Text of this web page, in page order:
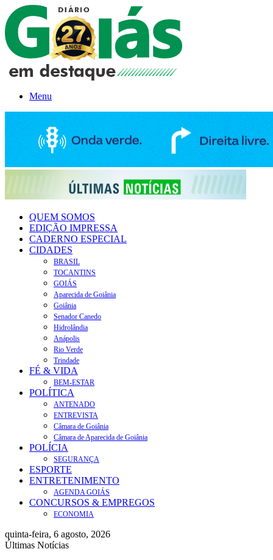
Menu
QUEM SOMOS
EDIÇÃO IMPRESSA
CADERNO ESPECIAL
CIDADES
BRASIL
TOCANTINS
GOIÁS
Aparecida de Goiânia
Goiânia
Senador Canedo
Hidrolândia
Anápolis
Rio Verde
Trindade
FÉ & VIDA
BEM-ESTAR
POLÍTICA
ANTENADO
ENTREVISTA
Câmara de Goiânia
Câmara de Aparecida de Goiânia
POLÍCIA
SEGURANÇA
ESPORTE
ENTRETENIMENTO
AGENDA GOIÁS
CONCURSOS & EMPREGOS
ECONOMIA
quinta-feira, 6 agosto, 2026
Últimas Notícias